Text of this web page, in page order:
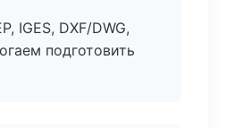
IGES, DXF/DWG,
подготовить